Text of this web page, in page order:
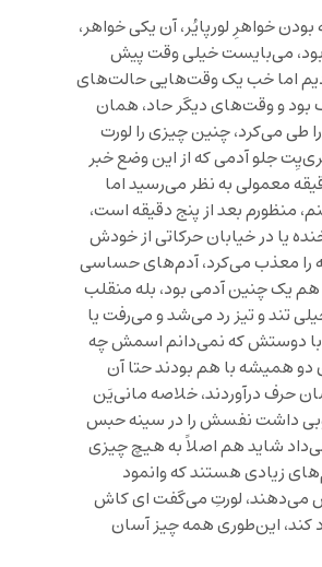
بودن خواهرِ لورپایُر، آن یکی خواهر،
بود، می‌بایست خیلی وقت پیش
اما خب یک وقت‌هایی حالت‌های
و وقت‌های دیگر حاد، همان
طی می‌کرد، چنین چیزی را لورت
جلو آدمی که از این وضع خبر
معمولی به نظر می‌رسید اما
منظورم بعد از پنج دقیقه است،
یا در خیابان حرکاتی از خودش
را معذب می‌کرد، آدم‌های حساسی
هم یک چنین آدمی بود، بله منقلب
تند و تیز رد می‌شد و می‌رفت یا
با دوستش که نمی‌دانم اسمش چه
دو همیشه با هم بودند حتا آن
حرف درآوردند، خلاصه مانی‌یَن
داشت نفسش را در سینه حبس
شاید هم اصلاً به هیچ چیزی
زیادی هستند که وانمود
می‌دهند، لورتِ می‌گفت ای کاش
کند، این‌طوری همه چیز آسان